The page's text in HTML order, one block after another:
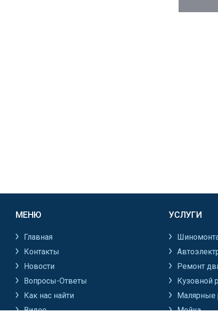
МЕНЮ
Главная
Контакты
Новости
Вопросы-Ответы
Как нас найти
Видео
УСЛУГИ
Ремонт
Кузовной
Малярные
Мойка